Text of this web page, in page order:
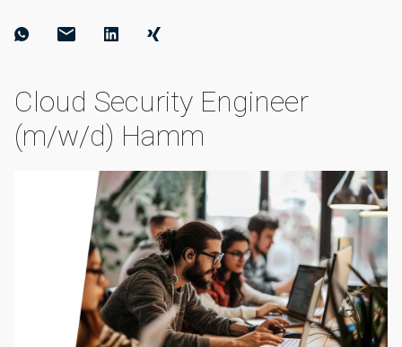
Cloud Security Engineer
(m/w/d) Hamm